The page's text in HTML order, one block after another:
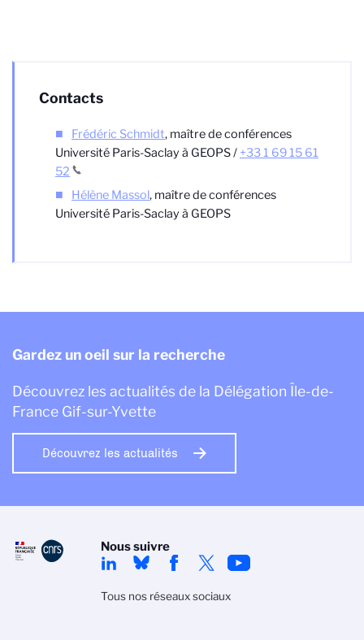
Contacts
Frédéric Schmidt, maître de conférences
Université Paris-Saclay à GEOPS / +33 1 69 15 61
52
Hélène Massol, maître de conférences
Université Paris-Saclay à GEOPS
Gardez un oeil sur la recherche
Découvrez les actualités de la Délégation Île-de-
France Gif-sur-Yvette
Découvrez les actualités
Nous suivre
Tous nos réseaux sociaux